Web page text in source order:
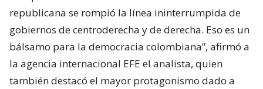
republicana se rompió la línea ininterrumpida de
gobiernos de centroderecha y de derecha. Eso es un
bálsamo para la democracia colombiana”, afirmó a
la agencia internacional EFE el analista, quien
también destacó el mayor protagonismo dado a